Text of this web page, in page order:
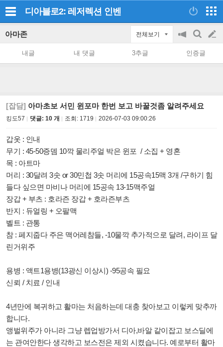
디아블로2: 레저렉션 인벤
아마존 전체보기
공
on/off
검
색
글
쓰
내글 내 댓글 3추글 인증글
[잡담] 아마초보 서민 윈포마 한번 보고 바꿀것좀 알려주세요
킹도57 댓글: 10 개 조회: 1719 2026-07-03 09:00:26
갑옷 : 인내
무기 : 45-50증뎀 10깍 물리주얼 박은 윈포 / 소집 + 영혼
목 : 아트마
머리 : 30달려 3솟 or 30민첩 3솟 머리에 15공속15맥 3개 /구하기 힘
들다 싶으면 마비나 머리에 15공속 13-15맥주얼
장갑 + 부츠 : 호라즌 장갑 + 호라즌부츠
반지 : 듀얼링 + 오팔맥
벨트 : 관통
참 : 페지줍다 주은 맥어레참들, -10물깍 추가적으로 달려, 라이프 달
린거위주
용병 : 액트1용병(13광신 이상시) -95공속 필요
신뢰 / 치료 / 인내
4년만에 복귀하고 활마는 처음하는데 대충 찾아보고 이렇케 맞추까
합니다.
앵벌위주가 아니라 그냥 렙업방가서 디아,바알 같이잡고 보스딜에
는 관여안한다 생각하고 보스전은 제외 시켰습니다. 예로부터 활마